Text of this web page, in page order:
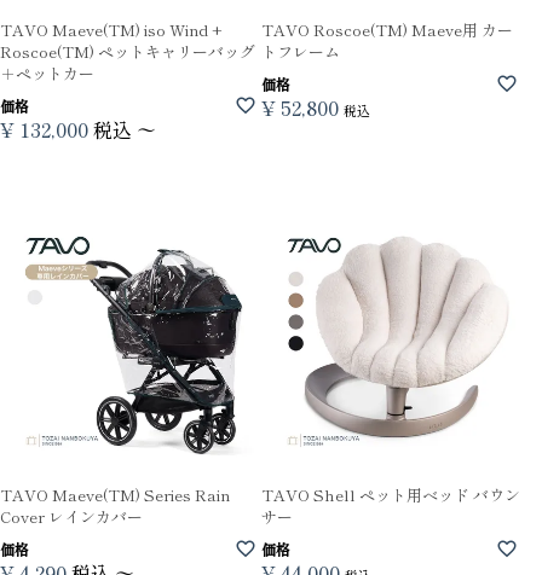
TAVO Maeve(TM) iso Wind +
Roscoe(TM) ペットキャリーバッグ
＋ペットカー
価格
¥ 132,000税込 〜
TAVO Roscoe(TM) Maeve用 カー
トフレーム
価格
¥ 52,800 税込
TAVO Maeve(TM) Series Rain
Cover レインカバー
価格
TAVO Shell ペット用ベッド バウン
サー
価格